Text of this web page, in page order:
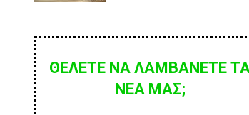
ΘΕΛΕΤΕ ΝΑ ΛΑΜΒΑΝΕΤΕ
ΝΕΑ ΜΑΣ;